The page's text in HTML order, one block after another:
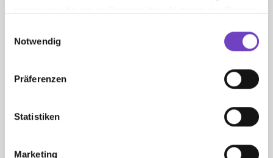
Notwendig
Präferenzen
Statistiken
Marketing